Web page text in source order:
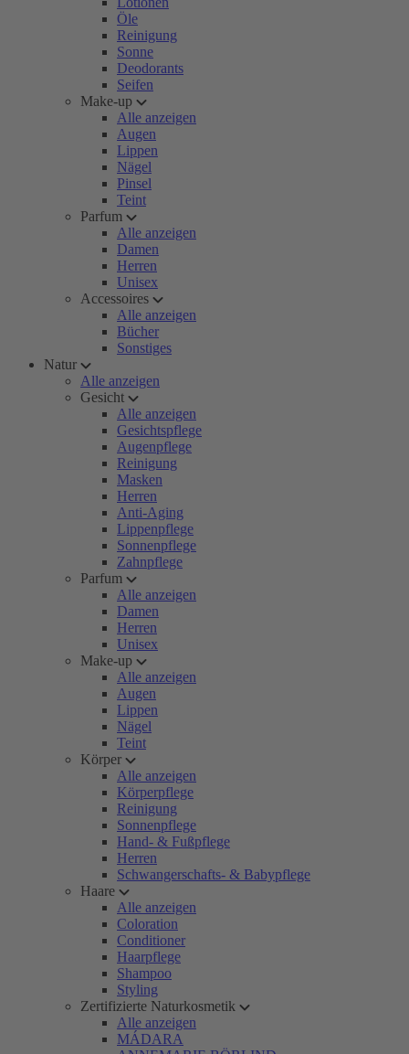
Öle
Reinigung
Sonne
Deodorants
Seifen
Make-up
Alle anzeigen
Augen
Lippen
Nägel
Pinsel
Teint
Parfum
Alle anzeigen
Damen
Herren
Unisex
Accessoires
Alle anzeigen
Bücher
Sonstiges
Natur
Alle anzeigen
Gesicht
Alle anzeigen
Gesichtspflege
Augenpflege
Reinigung
Masken
Herren
Anti-Aging
Lippenpflege
Sonnenpflege
Zahnpflege
Parfum
Alle anzeigen
Damen
Herren
Unisex
Make-up
Alle anzeigen
Augen
Lippen
Nägel
Teint
Körper
Alle anzeigen
Körperpflege
Reinigung
Sonnenpflege
Hand- & Fußpflege
Herren
Schwangerschafts- & Babypflege
Haare
Alle anzeigen
Coloration
Conditioner
Haarpflege
Shampoo
Styling
Zertifizierte Naturkosmetik
Alle anzeigen
MÁDARA